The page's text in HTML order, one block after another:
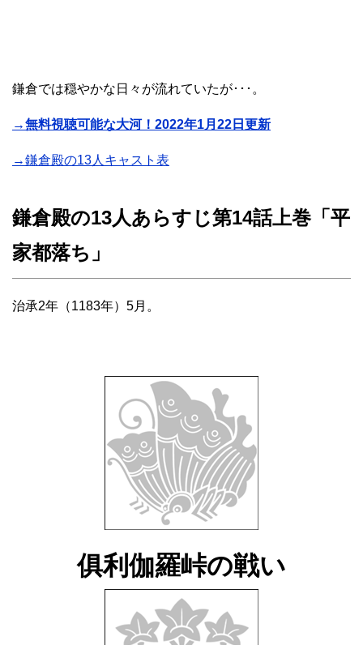
鎌倉では穏やかな日々が流れていたが･･･。
→無料視聴可能な大河！2022年1月22日更新
→鎌倉殿の13人キャスト表
鎌倉殿の13人あらすじ第14話上巻「平
家都落ち」
治承2年（1183年）5月。
俱利伽羅峠の戦い